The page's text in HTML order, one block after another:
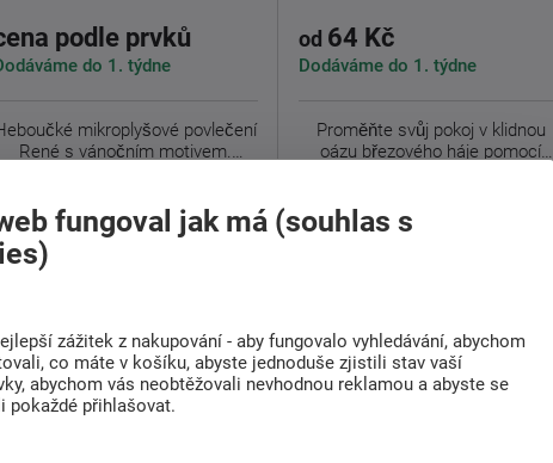
podle prvků
do 1. týdne
mikroplyšové povlečení
René s vánočním motivem.
od 64 Kč
Dodáváme do 1. týdne
Proměňte svůj pokoj v klidnou
oázu březového háje pomocí
fungoval jak má (souhlas s
zážitek z nakupování - aby fungovalo vyhledávání, abychom
co máte v košíku, abyste jednoduše zjistili stav vaší
abychom vás neobtěžovali nevhodnou reklamou a abyste se
pokaždé přihlašovat.